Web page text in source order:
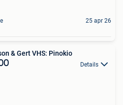
25 apr 26
& Gert VHS: Pinokio
Details